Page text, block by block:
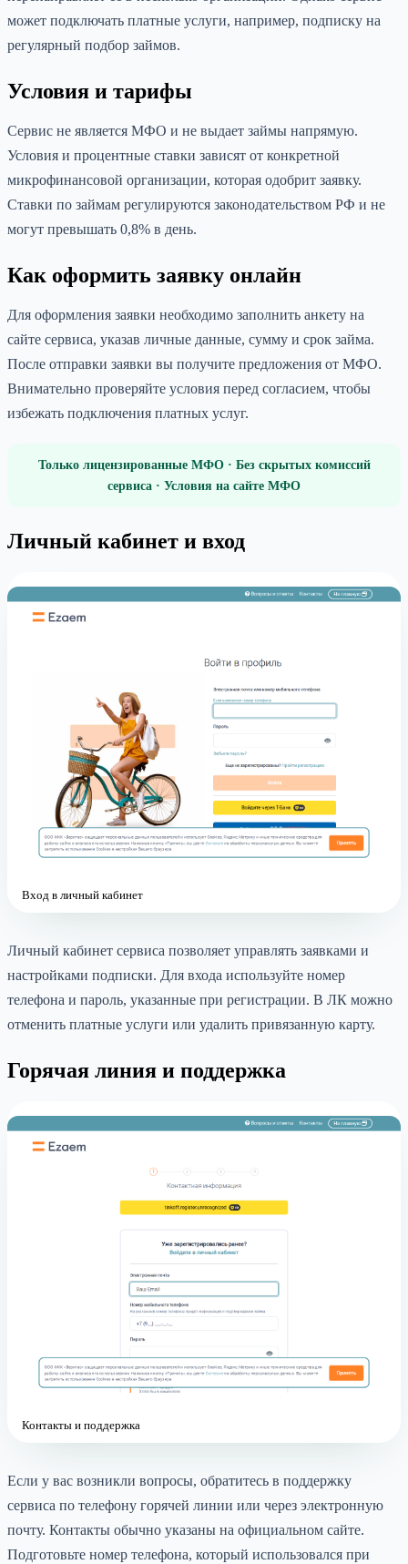
может подключать платные услуги, например, подписку на
регулярный подбор займов.
Условия и тарифы
Сервис не является МФО и не выдает займы напрямую.
Условия и процентные ставки зависят от конкретной
микрофинансовой организации, которая одобрит заявку.
Ставки по займам регулируются законодательством РФ и не
могут превышать 0,8% в день.
Как оформить заявку онлайн
Для оформления заявки необходимо заполнить анкету на
сайте сервиса, указав личные данные, сумму и срок займа.
После отправки заявки вы получите предложения от МФО.
Внимательно проверяйте условия перед согласием, чтобы
избежать подключения платных услуг.
Только лицензированные МФО · Без скрытых комиссий
сервиса · Условия на сайте МФО
Личный кабинет и вход
Вход в личный кабинет
Личный кабинет сервиса позволяет управлять заявками и
настройками подписки. Для входа используйте номер
телефона и пароль, указанные при регистрации. В ЛК можно
отменить платные услуги или удалить привязанную карту.
Горячая линия и поддержка
Контакты и поддержка
Если у вас возникли вопросы, обратитесь в поддержку
сервиса по телефону горячей линии или через электронную
почту. Контакты обычно указаны на официальном сайте.
Подготовьте номер телефона, который использовался при